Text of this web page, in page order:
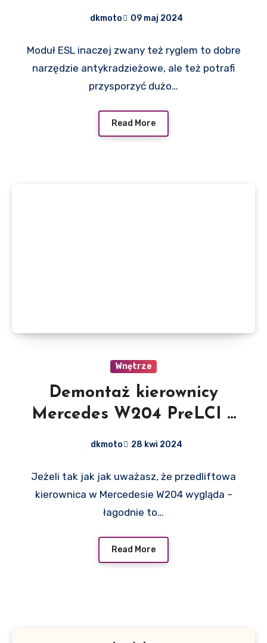
dkmoto 09 maj 2024
Moduł ESL inaczej zwany też ryglem to dobre
narzędzie antykradzieżowe, ale też potrafi
przysporzyć dużo…
Read More
Wnętrze
Demontaż kierownicy
Mercedes W204 PreLCI –
dkmoto 28 kwi 2024
Jeżeli tak jak jak uważasz, że przedliftowa
kierownica w Mercedesie W204 wygląda –
łagodnie to…
Read More